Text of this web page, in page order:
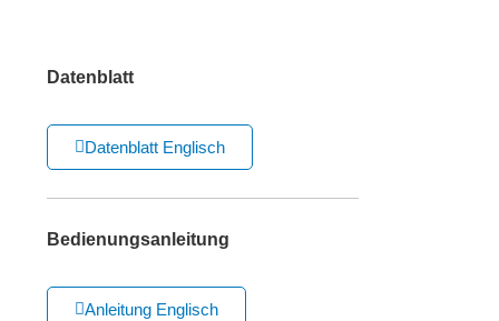
Datenblatt
Datenblatt Englisch
Bedienungsanleitung
Anleitung Englisch